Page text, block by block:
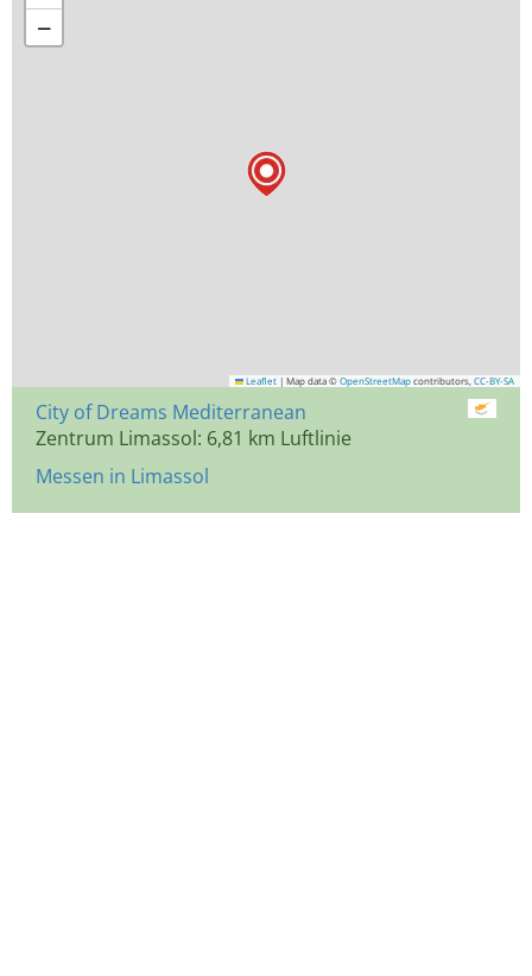
−
Leaflet | Map data © OpenStreetMap contributors, CC-BY-SA
City of Dreams Mediterranean
Zentrum Limassol: 6,81 km Luftlinie
Messen in Limassol